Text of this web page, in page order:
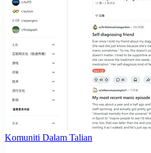
Komuniti Dalam Talian